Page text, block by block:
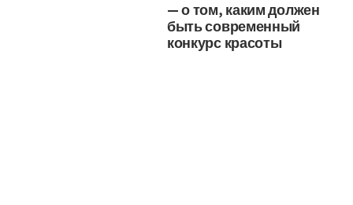
— о том, каким должен
быть современный
конкурс красоты